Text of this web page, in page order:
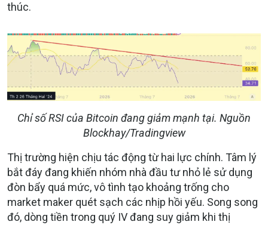
thúc.
Chỉ số RSI của Bitcoin đang giảm mạnh tại. Nguồn
Blockhay/Tradingview
Thị trường hiện chịu tác động từ hai lực chính. Tâm lý
bắt đáy đang khiến nhóm nhà đầu tư nhỏ lẻ sử dụng
đòn bẩy quá mức, vô tình tạo khoảng trống cho
market maker quét sạch các nhịp hồi yếu. Song song
đó, dòng tiền trong quý IV đang suy giảm khi thị